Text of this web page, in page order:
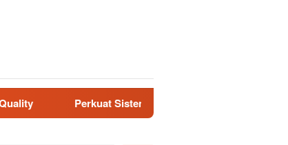
Perkuat Sistem Perlindungan Anak Hadapi Risiko